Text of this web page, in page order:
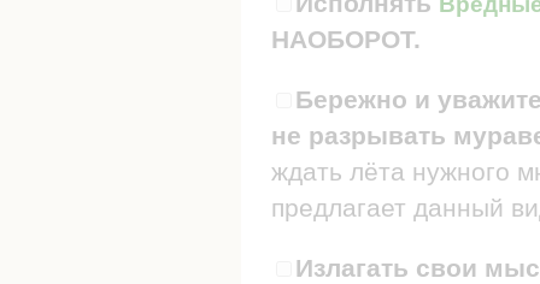
НАОБОРОТ.
Бережно и
не разрывать
ждать лёта нужного
предлагает данный
Излагать свои